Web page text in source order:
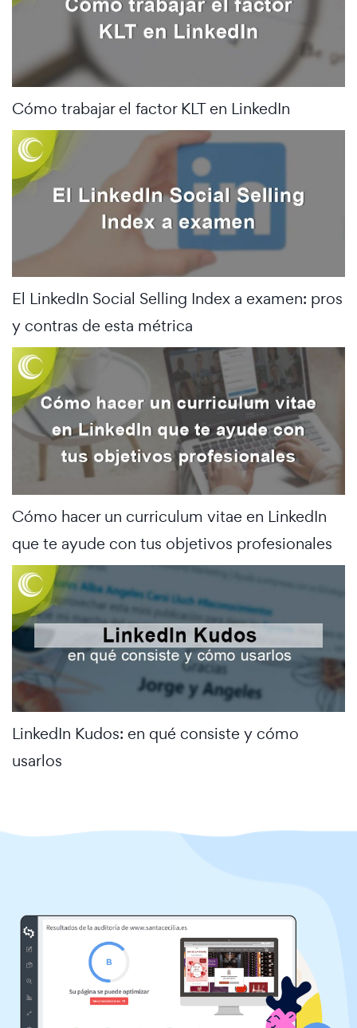
Cómo trabajar el factor KLT en LinkedIn
El LinkedIn Social Selling Index a examen: pros
y contras de esta métrica
Cómo hacer un curriculum vitae en LinkedIn
que te ayude con tus objetivos profesionales
LinkedIn Kudos: en qué consiste y cómo
usarlos